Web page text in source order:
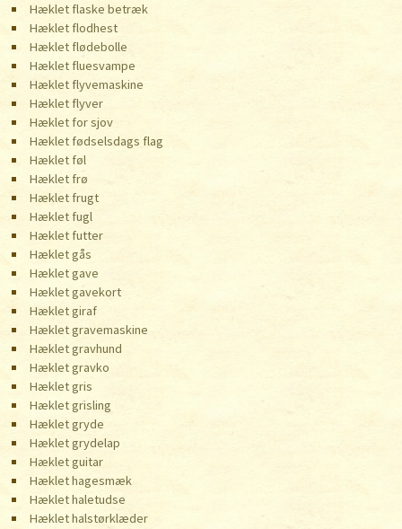
Hæklet flaske betræk
Hæklet flodhest
Hæklet flødebolle
Hæklet fluesvampe
Hæklet flyvemaskine
Hæklet flyver
Hæklet for sjov
Hæklet fødselsdags flag
Hæklet føl
Hæklet frø
Hæklet frugt
Hæklet fugl
Hæklet futter
Hæklet gås
Hæklet gave
Hæklet gavekort
Hæklet giraf
Hæklet gravemaskine
Hæklet gravhund
Hæklet gravko
Hæklet gris
Hæklet grisling
Hæklet gryde
Hæklet grydelap
Hæklet guitar
Hæklet hagesmæk
Hæklet haletudse
Hæklet halstørklæder